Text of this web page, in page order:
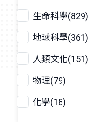
生命科學(829)
地球科學(361)
人類文化(151)
物理(79)
化學(18)